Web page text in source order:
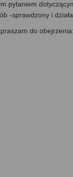
pytaniem
-sprawdzony i
do obejrzenia: